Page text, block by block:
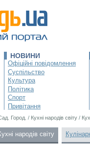
НОВИНИ
Офіційні повідомлення
Суспільство
Культура
Політика
Спорт
Привітання
Город. / Кухні народів світу /
народів світу